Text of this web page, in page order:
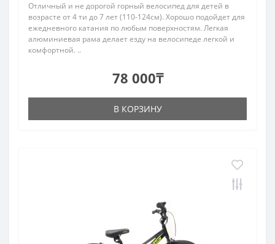
Отличный и не дорогой горный велосипед для детей в
возрасте от 4 ти до 7 лет (110-124см). Хорошо подойдет для
ежедневного катания по любым поверхностям. Легкая
алюминиевая рама делает езду на велосипеде легкой и
комфортной. ..
78 000₸
В КОРЗИНУ